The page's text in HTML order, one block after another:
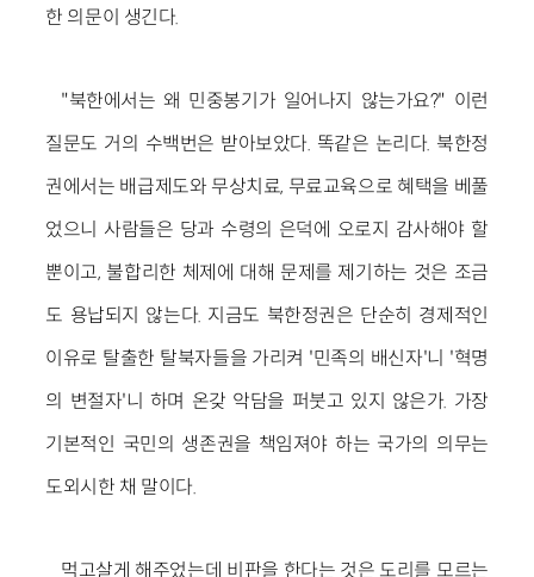
한 의문이 생긴다.
"북한에서는 왜 민중봉기가 일어나지 않는가요?" 이런
질문도 거의 수백번은 받아보았다. 똑같은 논리다. 북한정
권에서는 배급제도와 무상치료, 무료교육으로 혜택을 베풀
었으니 사람들은 당과 수령의 은덕에 오로지 감사해야 할
뿐이고, 불합리한 체제에 대해 문제를 제기하는 것은 조금
도 용납되지 않는다. 지금도 북한정권은 단순히 경제적인
이유로 탈출한 탈북자들을 가리켜 '민족의 배신자'니 '혁명
의 변절자'니 하며 온갖 악담을 퍼붓고 있지 않은가. 가장
기본적인 국민의 생존권을 책임져야 하는 국가의 의무는
도외시한 채 말이다.
먹고살게 해주었는데 비판을 한다는 것은 도리를 모르는